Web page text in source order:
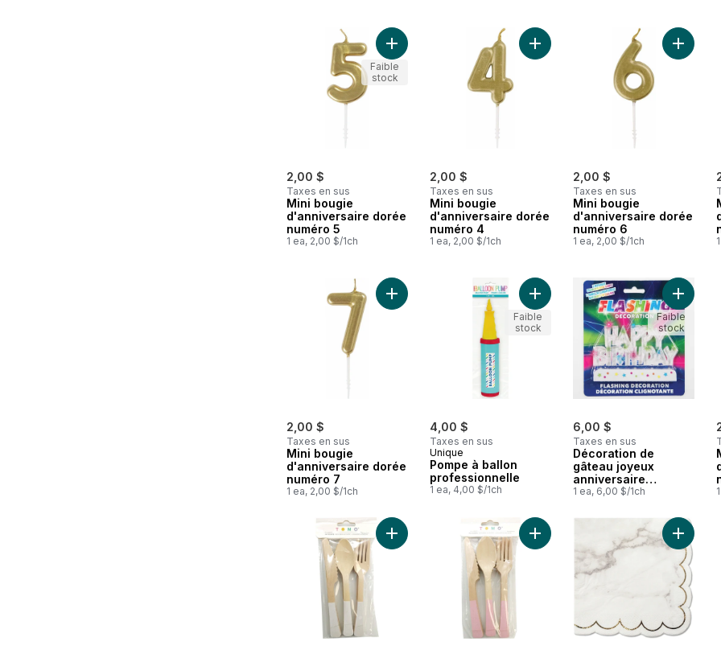
2,00 $
Taxes en sus
Mini bougie
d'anniversaire dorée
numéro 5
1 ea, 2,00 $/1ch
Ajouter Mini bougie d'anniversaire dorée numéro 5 au panier
Faible
stock
2,00 $
Taxes en sus
Mini bougie
d'anniversaire dorée
numéro 4
1 ea, 2,00 $/1ch
Ajouter Mini bougie d'anniversaire
2,00 $
Taxes en sus
Mini bougie
d'anniversaire dorée
numéro 6
1 ea, 2,00 $/1ch
Ajouter
2,00 $
Taxes en sus
Mini bougie
d'anniversaire dorée
numéro 7
1 ea, 2,00 $/1ch
Ajouter Mini bougie d'anniversaire dorée numéro 7 au panier
4,00 $
Taxes en sus
Unique
Pompe à ballon
professionnelle
1 ea, 4,00 $/1ch
Ajouter Pompe à ballon
Faible
stock
6,00 $
Taxes en sus
Décoration de
gâteau joyeux
anniversaire
clignotante
1 ea, 6,00 $/1ch
Ajouter
Faible
stock
Ajouter Couverts en bois massif 24 pièces blancs au panier
Ajouter Couverts en bois massif
Ajouter